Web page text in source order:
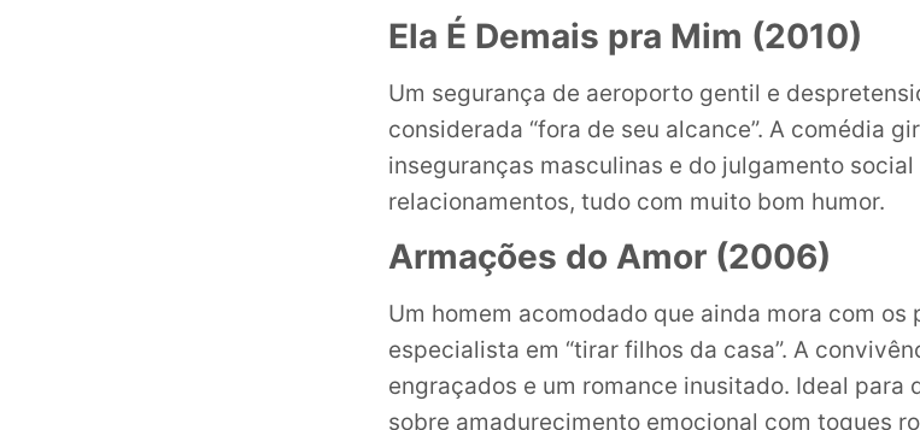
Ela É Demais pra Mim (2010)
Um segurança de aeroporto gentil e
considerada “fora de seu alcance”. A comédia
inseguranças masculinas e do julgamento social
relacionamentos, tudo com muito bom humor.
Armações do Amor (2006)
Um homem acomodado que ainda mora com
especialista em “tirar filhos da casa”. A
engraçados e um romance inusitado. Ideal para
sobre amadurecimento emocional com toques